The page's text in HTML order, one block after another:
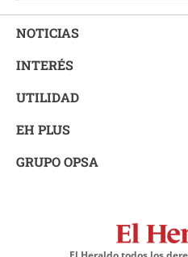
NOTICIAS
INTERÉS
UTILIDAD
EH PLUS
GRUPO OPSA